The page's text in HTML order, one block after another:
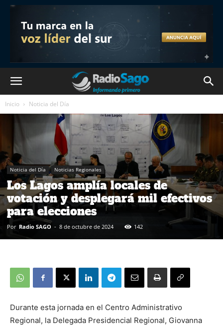
Inicio Noticia del Día
Noticia del Día Noticias Regionales
Los Lagos amplía locales de
votación y desplegará mil efectivos
para elecciones
Por Radio SAGO - 8 de octubre de 2024 142
Durante esta jornada en el Centro Administrativo
Regional, la Delegada Presidencial Regional, Giovanna